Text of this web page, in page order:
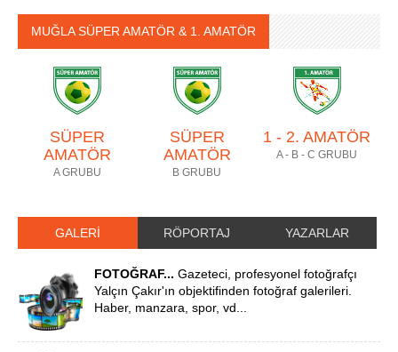
MUĞLA SÜPER AMATÖR & 1. AMATÖR
SÜPER
AMATÖR
A GRUBU
SÜPER
AMATÖR
B GRUBU
1 - 2. AMATÖR
A - B - C GRUBU
GALERİ RÖPORTAJ YAZARLAR
FOTOĞRAF... Gazeteci, profesyonel fotoğrafçı
Yalçın Çakır'ın objektifinden fotoğraf galerileri.
Haber, manzara, spor, vd...